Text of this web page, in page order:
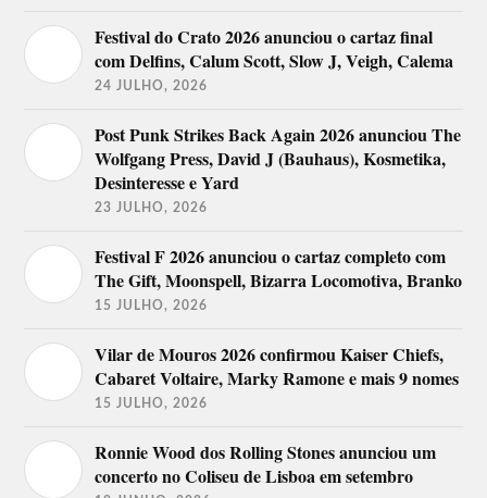
Festival do Crato 2026 anunciou o cartaz final
com Delfins, Calum Scott, Slow J, Veigh, Calema
24 JULHO, 2026
Post Punk Strikes Back Again 2026 anunciou The
Wolfgang Press, David J (Bauhaus), Kosmetika,
Desinteresse e Yard
23 JULHO, 2026
Festival F 2026 anunciou o cartaz completo com
The Gift, Moonspell, Bizarra Locomotiva, Branko
15 JULHO, 2026
Vilar de Mouros 2026 confirmou Kaiser Chiefs,
Cabaret Voltaire, Marky Ramone e mais 9 nomes
15 JULHO, 2026
Ronnie Wood dos Rolling Stones anunciou um
concerto no Coliseu de Lisboa em setembro